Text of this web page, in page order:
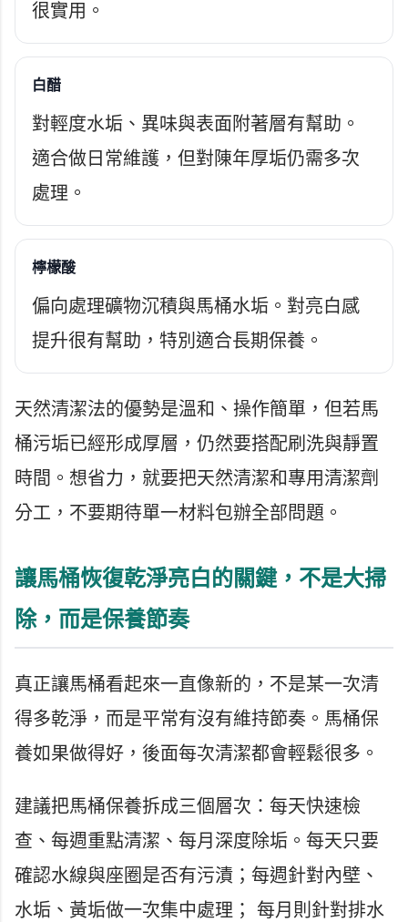
很實用。
白醋
對輕度水垢、異味與表面附著層有幫助。
適合做日常維護，但對陳年厚垢仍需多次
處理。
檸檬酸
偏向處理礦物沉積與馬桶水垢。對亮白感
提升很有幫助，特別適合長期保養。
天然清潔法的優勢是溫和、操作簡單，但若馬
桶污垢已經形成厚層，仍然要搭配刷洗與靜置
時間。想省力，就要把天然清潔和專用清潔劑
分工，不要期待單一材料包辦全部問題。
讓馬桶恢復乾淨亮白的關鍵，不是大掃
除，而是保養節奏
真正讓馬桶看起來一直像新的，不是某一次清
得多乾淨，而是平常有沒有維持節奏。馬桶保
養如果做得好，後面每次清潔都會輕鬆很多。
建議把馬桶保養拆成三個層次：每天快速檢
查、每週重點清潔、每月深度除垢。每天只要
確認水線與座圈是否有污漬；每週針對內壁、
水垢、黃垢做一次集中處理； 每月則針對排水